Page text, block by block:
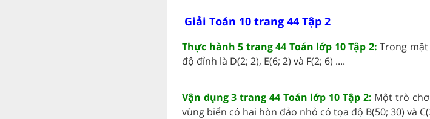
Giải Toán 10 trang 44 Tập 2
Thực hành 5 trang 44 Toán lớp 10 Tập 2:Trong mặt
độ đỉnh là D(2; 2), E(6; 2) và F(2; 6) ....
Vận dụng 3 trang 44 Toán lớp 10 Tập 2: Một trò
vùng biển có hai hòn đảo nhỏ có tọa độ B(50; 30) và